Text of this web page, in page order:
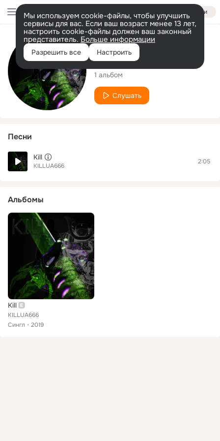
Войти
Мы используем cookie-файлы, чтобы улучшить
сервисы для вас. Если ваш возраст менее 13 лет,
настроить cookie-файлы должен ваш законный
представитель. Больше информации
Разрешить все Настроить
Исполнитель
KILLUA666
1 альбом
Слушать
Песни
Kill
KILLUA666
2:05
Альбомы
Kill
KILLUA666
Сингл
2019